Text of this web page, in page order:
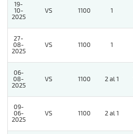
19-
10-
2025
VS 1100 1
27-
08-
2025
VS 1100 1
06-
08-
2025
VS 1100 2 al 1
09-
06-
2025
VS 1100 2 al 1